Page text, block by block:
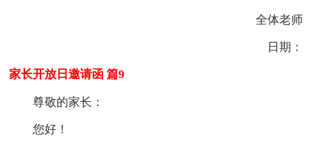
全体老师
日期：
家长开放日邀请函 篇9
尊敬的家长：
您好！